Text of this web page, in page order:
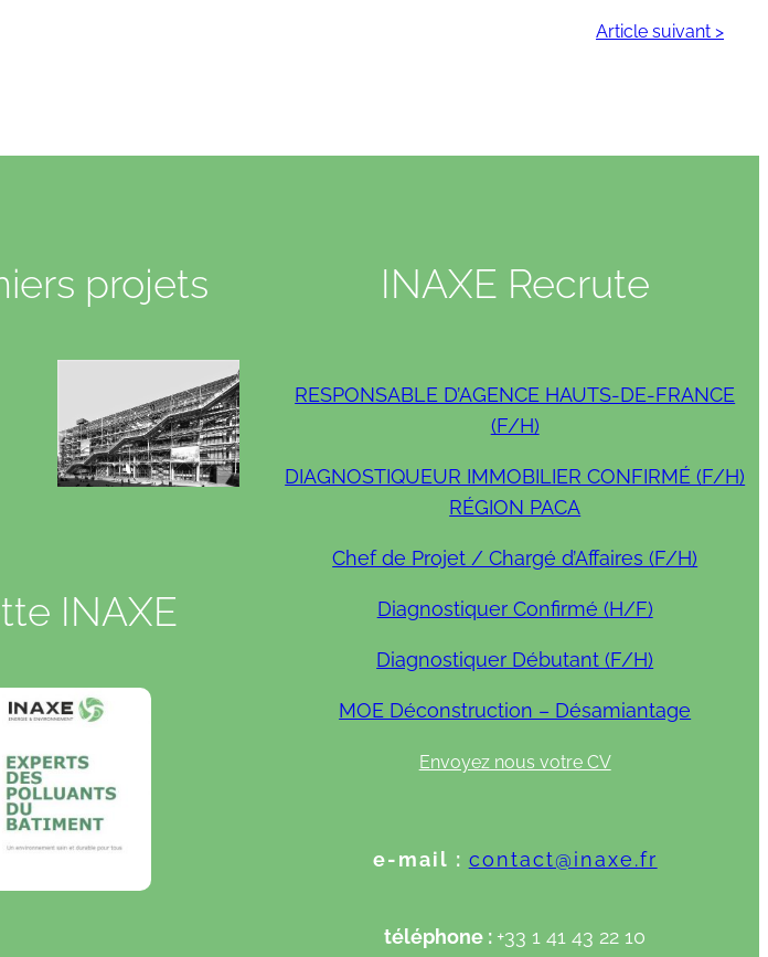
Article suivant >
projets
INAXE
INAXE Recrute
RESPONSABLE D’AGENCE HAUTS-DE-FRANCE
(F/H)
DIAGNOSTIQUEUR IMMOBILIER CONFIRMÉ (F/H)
RÉGION PACA
Chef de Projet / Chargé d’Affaires (F/H)
Diagnostiquer Confirmé (H/F)
Diagnostiquer Débutant (F/H)
MOE Déconstruction – Désamiantage
Envoyez nous votre CV
e-mail : contact@inaxe.fr
téléphone : +33 1 41 43 22 10